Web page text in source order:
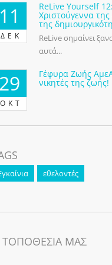
ΔΕΚ
ReLive Yourself
Χριστούγεννα της
της
ReLive σημαίνει
αυτά...
ΟΚΤ
Γέφυρα Ζωής
νικητές της ζωής!
εθελοντές
ΜΑΣ